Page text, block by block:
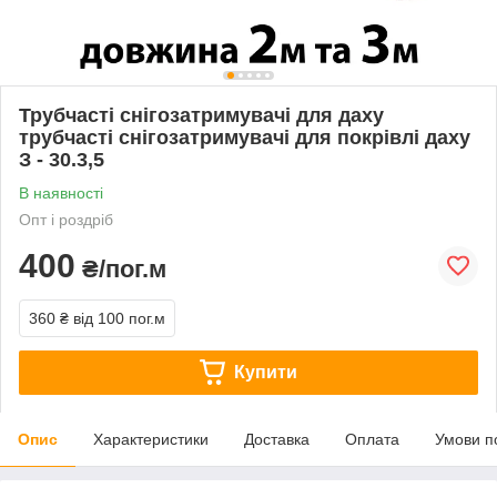
Трубчасті снігозатримувачі для даху
трубчасті снігозатримувачі для покрівлі даху
З - 30.3,5
В наявності
Опт і роздріб
400 ₴/пог.м
360 ₴ від 100 пог.м
Купити
Опис Характеристики Доставка Оплата Умови